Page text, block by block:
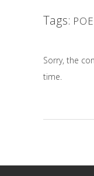
Tags:
Sorry, the
time.